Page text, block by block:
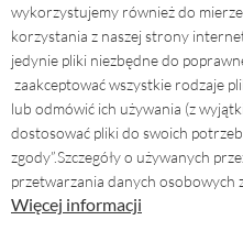
04.01.2026
wykorzystujemy również do
korzystania z naszej strony
jedynie pliki niezbędne do
zaakceptować wszystkie rodzaje
lub odmówić ich używania (z
dostosować pliki do swoich
zgody”.Szczegóły o używanych
przetwarzania danych osobowych
Więcej informacji